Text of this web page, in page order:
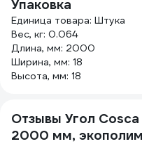
Упаковка
Единица товара: Штука
Вес, кг: 0.064
Длина, мм: 2000
Ширина, мм: 18
Высота, мм: 18
Отзывы Угол
2000 мм,